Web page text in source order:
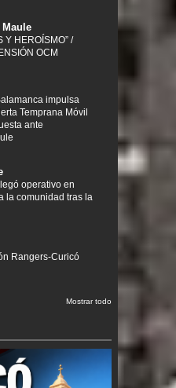
Y HEROÍSMO” /
OCM
impulsa
Temprana Móvil
ante
operativo en
la comunidad tras la
Rangers-Curicó
Mostrar todo